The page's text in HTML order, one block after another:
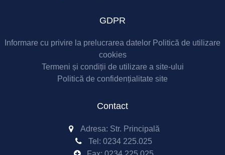
GDPR
Informare cu privire la prelucrarea datelor Politică de utilizare
cookies
Termeni și condiții de utilizare a site-ului
Politică de confidențialitate site
Contact
Adresa: Str. Principală
Tel: 0234 225.025